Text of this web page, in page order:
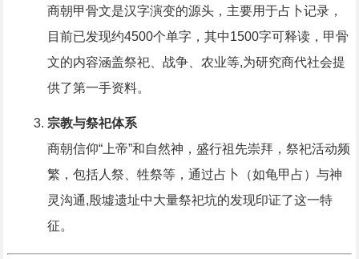
商朝甲骨文是汉字演变的源头，主要用于占卜记录，
目前已发现约4500个单字，其中1500字可释读，甲骨
文的内容涵盖祭祀、战争、农业等,为研究商代社会提
供了第一手资料。
宗教与祭祀体系
商朝信仰“上帝”和自然神，盛行祖先崇拜，祭祀活动频
繁，包括人祭、牲祭等，通过占卜（如龟甲占）与神
灵沟通,殷墟遗址中大量祭祀坑的发现印证了这一特
征。